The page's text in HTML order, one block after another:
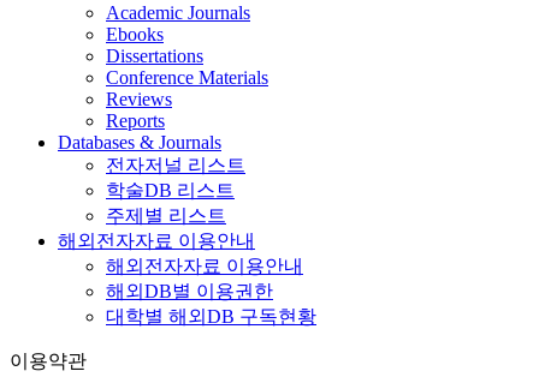
Academic Journals
Ebooks
Dissertations
Conference Materials
Reviews
Reports
Databases & Journals
전자저널 리스트
학술DB 리스트
주제별 리스트
해외전자자료 이용안내
해외전자자료 이용안내
해외DB별 이용권한
대학별 해외DB 구독현황
이용약관